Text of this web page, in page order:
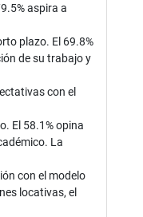
aspira a
plazo. El 69.8%
de su trabajo y
con el
El 58.1% opina
La
con el modelo
locativas, el